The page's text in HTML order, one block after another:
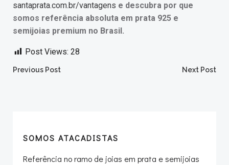
santaprata.com.br/vantagens e descubra por que
somos referência absoluta em prata 925 e
semijoias premium no Brasil.
Post Views: 28
Post
Previous Post Next Post
SOMOS ATACADISTAS
Referência no ramo de joias em prata e semijoias